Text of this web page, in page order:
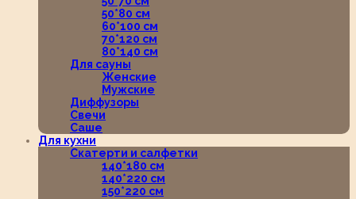
50*80 см
60*100 см
70*120 см
80*140 см
Для сауны
Женские
Мужские
Диффузоры
Свечи
Саше
Для кухни
Скатерти и салфетки
140*180 см
140*220 см
150*220 см